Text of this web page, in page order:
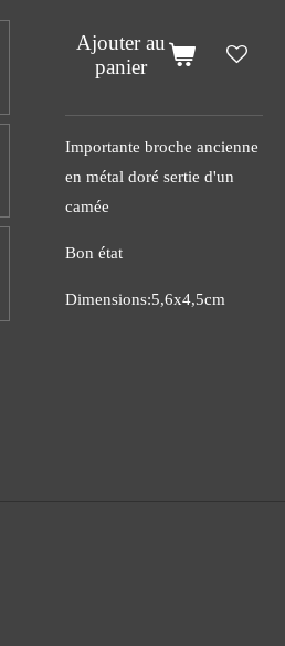
Ajouter au
panier
Importante broche ancienne
en métal doré sertie d'un
camée
Bon état
Dimensions:5,6x4,5cm